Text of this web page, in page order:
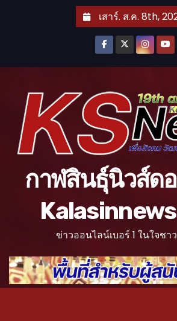
เสาร์. ส.ค. 8th,
กาฬสินธุ์นิวส์ด
ข่าวออนไลน์เบอร์ 1 ในใจชา